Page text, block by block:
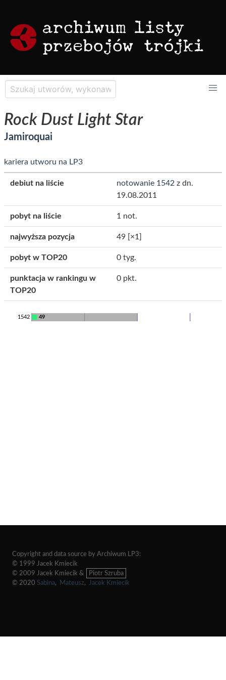
Rock Dust Light Star
Jamiroquai
kariera utworu na LP3
debiut na liście notowanie 1542 z dn.
19.08.2011
pobyt na liście 1 not.
najwyższa pozycja 49 [×1]
pobyt w TOP20 0 tyg.
punktacja w rankingu w
TOP20
0 pkt.
49
1542
Copyright and data source by Archiwum LP3:
© 1999 Jacek Kmiecik
© 2009 Jacek Kmiecik &
Piotr Szruba
© 2020 Sabina, Mateusz, Jacek Kmiecik